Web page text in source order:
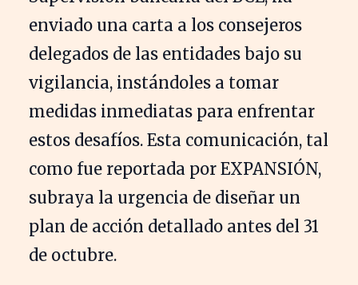
enviado una carta a los consejeros
delegados de las entidades bajo su
vigilancia, instándoles a tomar
medidas inmediatas para enfrentar
estos desafíos. Esta comunicación, tal
como fue reportada por EXPANSIÓN,
subraya la urgencia de diseñar un
plan de acción detallado antes del 31
de octubre.